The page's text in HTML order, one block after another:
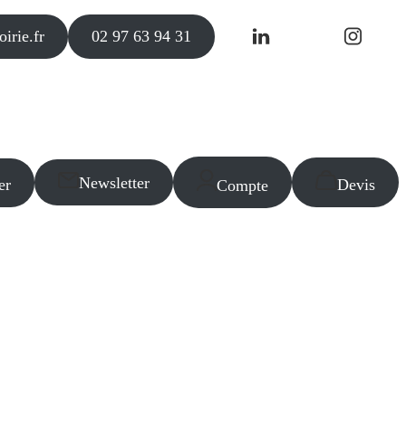
02 97 63 94 31
Newsletter Compte Devis